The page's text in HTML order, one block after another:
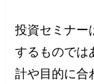
投資セミナー
するものでは
計や目的に合